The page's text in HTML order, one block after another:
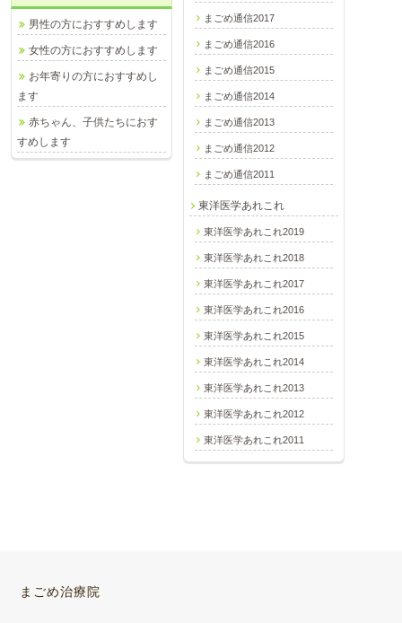
まごめ通信2017
まごめ通信2016
まごめ通信2015
まごめ通信2014
まごめ通信2013
まごめ通信2012
まごめ通信2011
東洋医学あれこれ
東洋医学あれこれ2019
東洋医学あれこれ2018
東洋医学あれこれ2017
東洋医学あれこれ2016
東洋医学あれこれ2015
東洋医学あれこれ2014
東洋医学あれこれ2013
東洋医学あれこれ2012
東洋医学あれこれ2011
男性の方におすすめします
女性の方におすすめします
お年寄りの方におすすめし
ます
赤ちゃん、子供たちにおす
すめします
まごめ治療院